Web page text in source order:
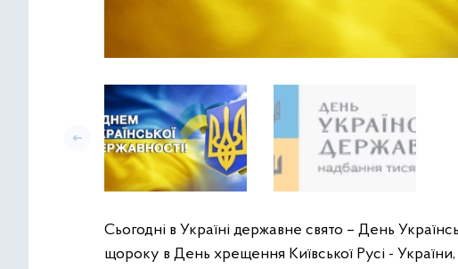
Сьогодні в Україні державне свято – День
щороку в День хрещення Київської Русі - України,